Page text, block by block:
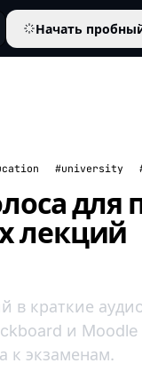
Начать
#university
для
лекций
в краткие
и
к экзаменам.